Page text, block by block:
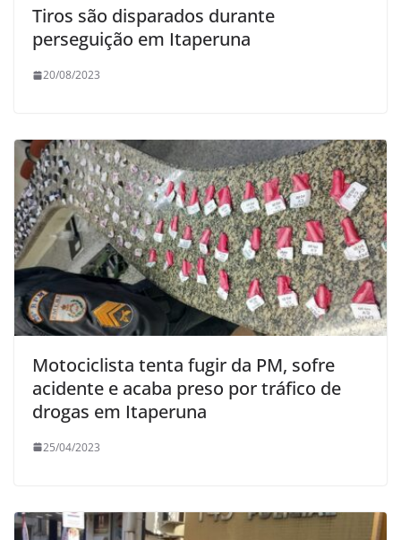
Tiros são disparados durante
perseguição em Itaperuna
20/08/2023
Motociclista tenta fugir da PM, sofre
acidente e acaba preso por tráfico de
drogas em Itaperuna
25/04/2023